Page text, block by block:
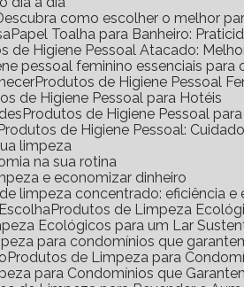
como escolher o melhor
Papel Toalha para Banheiro:
de Higiene Pessoal Atacado:
pessoal feminino essenciais
Produtos de Higiene Pessoal
de Higiene Pessoal para Hotéis
Produtos de Higiene Pessoal
Produtos de Higiene Pessoal:
limpeza
na sua rotina
e economizar dinheiro
de limpeza concentrado: eficiência e
Produtos de Limpeza
Ecológicos para um Lar
para condomínios que
Produtos de Limpeza para
para Condomínios que